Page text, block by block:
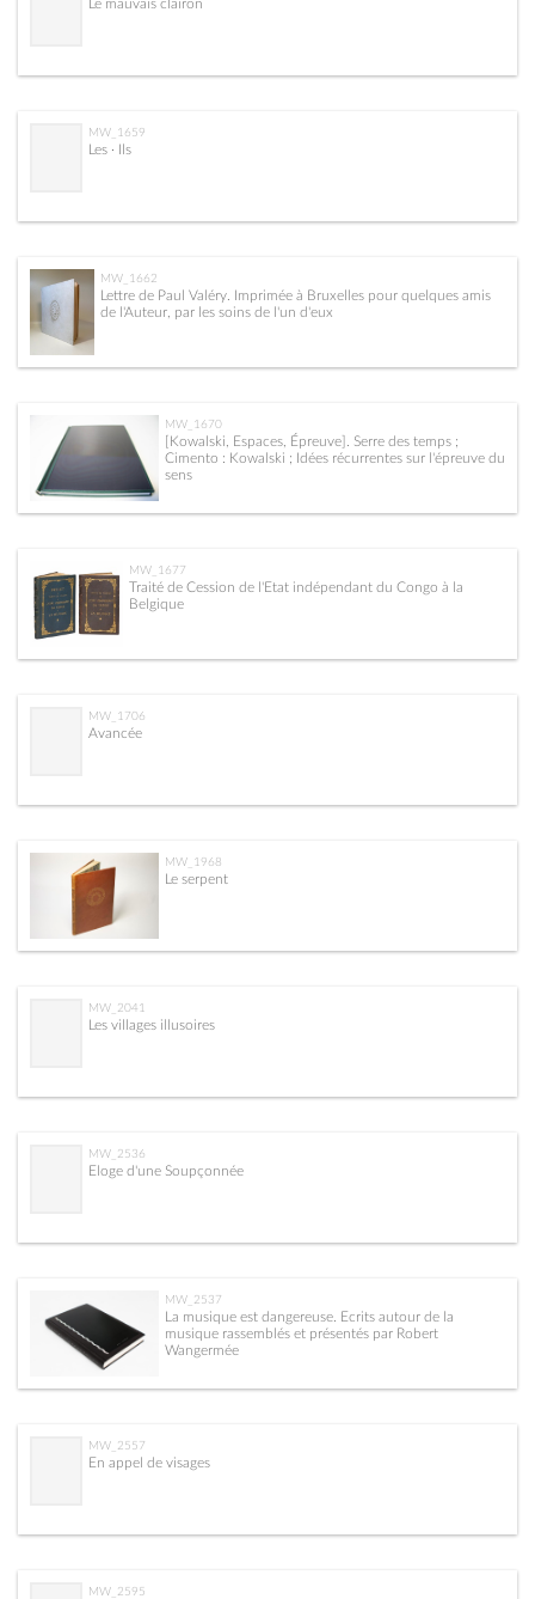
Le mauvais clairon
MW_1659
Les · Ils
MW_1662
Lettre de Paul Valéry. Imprimée à Bruxelles pour quelques amis
de l'Auteur, par les soins de l'un d'eux
MW_1670
[Kowalski, Espaces, Épreuve]. Serre des temps ;
Cimento : Kowalski ; Idées récurrentes sur l'épreuve du
sens
MW_1677
Traité de Cession de l'Etat indépendant du Congo à la
Belgique
MW_1706
Avancée
MW_1968
Le serpent
MW_2041
Les villages illusoires
MW_2536
Eloge d'une Soupçonnée
MW_2537
La musique est dangereuse. Ecrits autour de la
musique rassemblés et présentés par Robert
Wangermée
MW_2557
En appel de visages
MW_2595